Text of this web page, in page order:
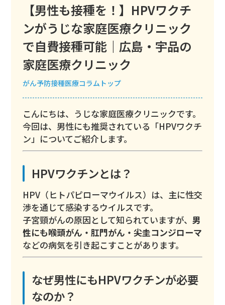
【男性も接種を！】HPVワクチ
ンがうじな家庭医療クリニック
で自費接種可能｜広島・宇品の
家庭医療クリニック
がん予防接種医療コラムトップ
こんにちは、うじな家庭医療クリニックです。
今回は、男性にも推奨されている「HPVワクチ
ン」についてご紹介します。
HPVワクチンとは？
HPV（ヒトパピローマウイルス）は、主に性交
渉を通じて感染するウイルスです。
子宮頸がんの原因として知られていますが、 男
性にも喉頭がん・肛門がん・尖圭コンジローマ
などの病気を引き起こすことがあります。
なぜ男性にもHPVワクチンが必要
なのか？